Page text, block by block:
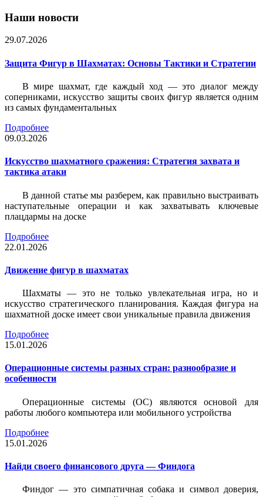
Наши новости
29.07.2026
Защита Фигур в Шахматах: Основы Тактики и Стратегии
В мире шахмат, где каждый ход — это диалог между
соперниками, искусство защиты своих фигур является одним
из самых фундаментальных
Подробнее
09.03.2026
Искусство шахматного сражения: Стратегия захвата и
тактика атаки
В данной статье мы разберем, как правильно выстраивать
наступательные операции и как захватывать ключевые
плацдармы на доске
Подробнее
22.01.2026
Движение фигур в шахматах
Шахматы — это не только увлекательная игра, но и
искусство стратегического планирования. Каждая фигура на
шахматной доске имеет свои уникальные правила движения
Подробнее
15.01.2026
Операционные системы разных стран: разнообразие и
особенности
Операционные системы (ОС) являются основой для
работы любого компьютера или мобильного устройства
Подробнее
15.01.2026
Найди своего финансового друга — Финдога
Финдог — это симпатичная собака и символ доверия,